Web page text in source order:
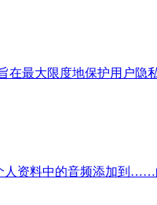
旨在最大限度地保护用户
人资料中的音频添加到……